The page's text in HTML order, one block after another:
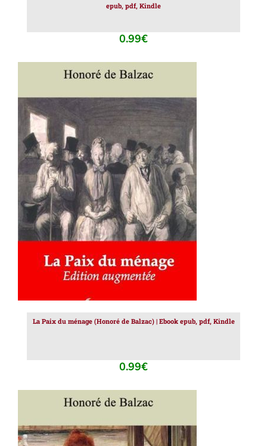
epub, pdf, Kindle
0.99€
AJOUTER AU PANIER / DÉTAILS
La Paix du ménage (Honoré de Balzac) | Ebook epub, pdf, Kindle
0.99€